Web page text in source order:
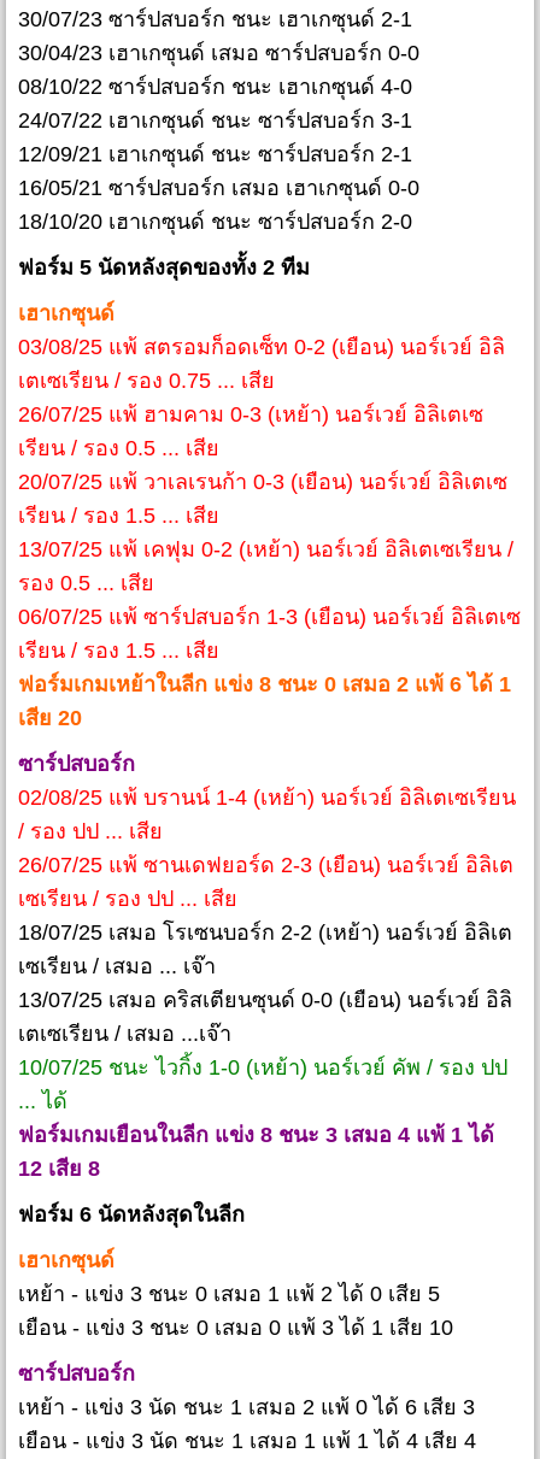
30/07/23 ซาร์ปสบอร์ก ชนะ เฮาเกซุนด์ 2-1
30/04/23 เฮาเกซุนด์ เสมอ ซาร์ปสบอร์ก 0-0
08/10/22 ซาร์ปสบอร์ก ชนะ เฮาเกซุนด์ 4-0
24/07/22 เฮาเกซุนด์ ชนะ ซาร์ปสบอร์ก 3-1
12/09/21 เฮาเกซุนด์ ชนะ ซาร์ปสบอร์ก 2-1
16/05/21 ซาร์ปสบอร์ก เสมอ เฮาเกซุนด์ 0-0
18/10/20 เฮาเกซุนด์ ชนะ ซาร์ปสบอร์ก 2-0
ฟอร์ม 5 นัดหลังสุดของทั้ง 2 ทีม
เฮาเกซุนด์
03/08/25 แพ้ สตรอมก็อดเซ็ท 0-2 (เยือน) นอร์เวย์ อิลิ
เตเซเรียน / รอง 0.75 ... เสีย
26/07/25 แพ้ ฮามคาม 0-3 (เหย้า) นอร์เวย์ อิลิเตเซ
เรียน / รอง 0.5 ... เสีย
20/07/25 แพ้ วาเลเรนก้า 0-3 (เยือน) นอร์เวย์ อิลิเตเซ
เรียน / รอง 1.5 ... เสีย
13/07/25 แพ้ เคฟุม 0-2 (เหย้า) นอร์เวย์ อิลิเตเซเรียน /
รอง 0.5 ... เสีย
06/07/25 แพ้ ซาร์ปสบอร์ก 1-3 (เยือน) นอร์เวย์ อิลิเตเซ
เรียน / รอง 1.5 ... เสีย
ฟอร์มเกมเหย้าในลีก แข่ง 8 ชนะ 0 เสมอ 2 แพ้ 6 ได้ 1
เสีย 20
ซาร์ปสบอร์ก
02/08/25 แพ้ บรานน์ 1-4 (เหย้า) นอร์เวย์ อิลิเตเซเรียน
/ รอง ปป ... เสีย
26/07/25 แพ้ ซานเดฟยอร์ด 2-3 (เยือน) นอร์เวย์ อิลิเต
เซเรียน / รอง ปป ... เสีย
18/07/25 เสมอ โรเซนบอร์ก 2-2 (เหย้า) นอร์เวย์ อิลิเต
เซเรียน / เสมอ ... เจ๊า
13/07/25 เสมอ คริสเตียนซุนด์ 0-0 (เยือน) นอร์เวย์ อิลิ
เตเซเรียน / เสมอ ...เจ๊า
10/07/25 ชนะ ไวกิ้ง 1-0 (เหย้า) นอร์เวย์ คัพ / รอง ปป
... ได้
ฟอร์มเกมเยือนในลีก แข่ง 8 ชนะ 3 เสมอ 4 แพ้ 1 ได้
12 เสีย 8
ฟอร์ม 6 นัดหลังสุดในลีก
เฮาเกซุนด์
เหย้า - แข่ง 3 ชนะ 0 เสมอ 1 แพ้ 2 ได้ 0 เสีย 5
เยือน - แข่ง 3 ชนะ 0 เสมอ 0 แพ้ 3 ได้ 1 เสีย 10
ซาร์ปสบอร์ก
เหย้า - แข่ง 3 นัด ชนะ 1 เสมอ 2 แพ้ 0 ได้ 6 เสีย 3
เยือน - แข่ง 3 นัด ชนะ 1 เสมอ 1 แพ้ 1 ได้ 4 เสีย 4